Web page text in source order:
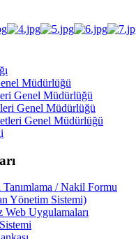
Müdürlüğü
Genel Müdürlüğü
Genel Müdürlüğü
Genel Müdürlüğü
/ Nakil Formu
Yönetim Sistemi)
Uygulamaları